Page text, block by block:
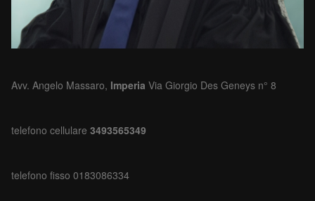
Avv. Angelo Massaro, Imperia Via Giorgio Des Geneys n° 8
telefono cellulare 3493565349
telefono fisso 0183086334